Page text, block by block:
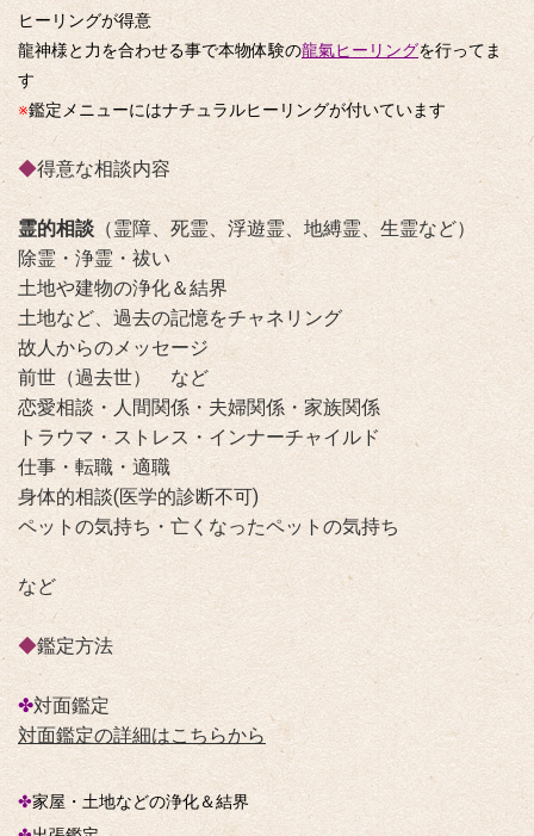
ヒーリングが得意
龍神様と力を合わせる事で本物体験の龍氣ヒーリングを行ってま
す
※鑑定メニューにはナチュラルヒーリングが付いています
◆得意な相談内容
霊的相談 （霊障、死霊、浮遊霊、地縛霊、生霊など）
除霊・浄霊・祓い
土地や建物の浄化＆結界
土地など、過去の記憶をチャネリング
故人からのメッセージ
前世（過去世） など
恋愛相談・人間関係・夫婦関係・家族関係
トラウマ・ストレス・インナーチャイルド
仕事・転職・適職
身体的相談(医学的診断不可)
ペットの気持ち・亡くなったペットの気持ち
など
◆鑑定方法
✤対面鑑定
対面鑑定の詳細はこちらから
✤家屋・土地などの浄化＆結界